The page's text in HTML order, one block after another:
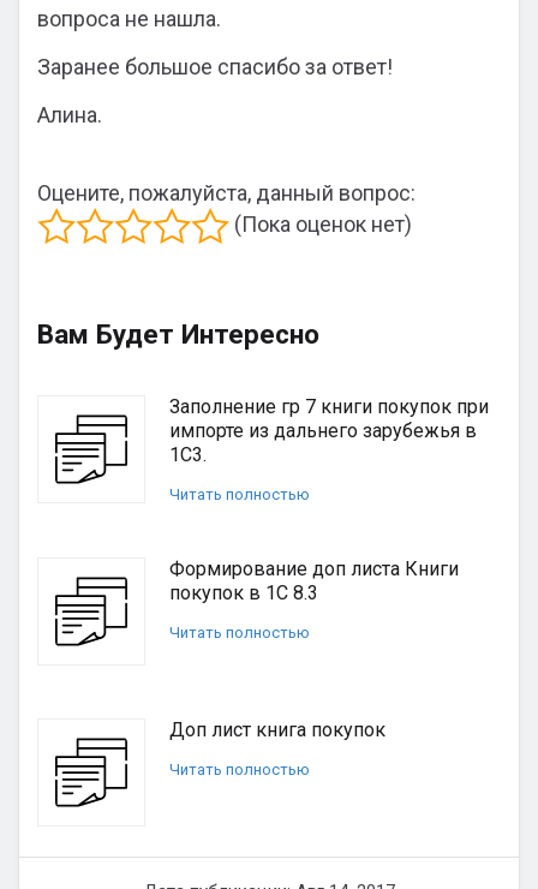
вопроса не нашла.
Заранее большое спасибо за ответ!
Алина.
Оцените, пожалуйста, данный вопрос:
(Пока оценок нет)
Вам Будет Интересно
Заполнение гр 7 книги покупок при
импорте из дальнего зарубежья в
1С3.
Читать полностью
Формирование доп листа Книги
покупок в 1С 8.3
Читать полностью
Доп лист книга покупок
Читать полностью